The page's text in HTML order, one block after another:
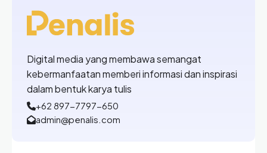
Digital media yang membawa semangat
kebermanfaatan memberi informasi dan inspirasi
dalam bentuk karya tulis
+62 897-7797-650
admin@penalis.com